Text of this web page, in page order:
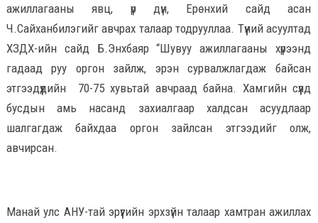
ажиллагааны явц, үр дүн, Ерөнхий сайд асан
Ч.Сайханбилэгийг авчрах талаар тодрууллаа. Түүний асуултад
ХЗДХ-ийн сайд Б.Энхбаяр “Шувуу ажиллагааны хүрээнд
гадаад руу оргон зайлж, эрэн сурвалжлагдаж байсан
этгээдүүдийн 70-75 хувьтай авчраад байна. Хамгийн сүүлд
бусдын амь насанд захиалгаар халдсан асуудлаар
шалгагдаж байхдаа оргон зайлсан этгээдийг олж,
авчирсан.
Манай улс АНУ-тай эрүүгийн эрхзүйн талаар хамтран ажиллах